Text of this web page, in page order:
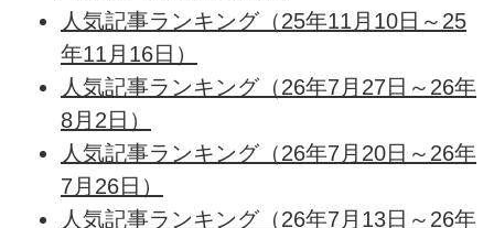
人気記事ランキング（25年11月10日～25
年11月16日）
人気記事ランキング（26年7月27日～26年
8月2日）
人気記事ランキング（26年7月20日～26年
7月26日）
人気記事ランキング（26年7月13日～26年